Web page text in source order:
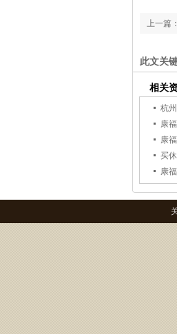
上一篇：
此文关
相关
杭
康
康
买
康